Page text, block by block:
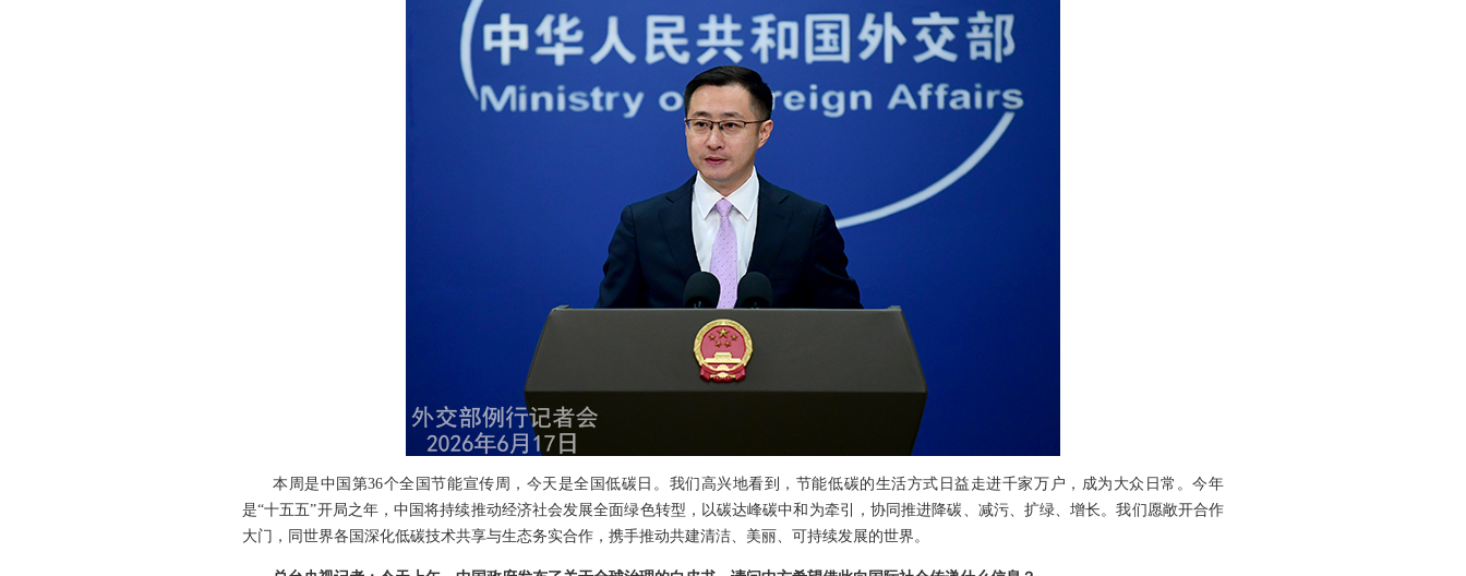
本周是中国第36个全国节能宣传周，今天是全国低碳日。我们高兴地看到，节能低碳的生活方式日益走进千家万户，成为大众日常。今年
是“十五五”开局之年，中国将持续推动经济社会发展全面绿色转型，以碳达峰碳中和为牵引，协同推进降碳、减污、扩绿、增长。我们愿敞开合作
大门，同世界各国深化低碳技术共享与生态务实合作，携手推动共建清洁、美丽、可持续发展的世界。